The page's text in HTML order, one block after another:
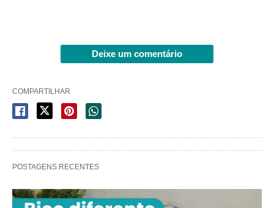
Deixe um comentário
COMPARTILHAR
POSTAGENS RECENTES